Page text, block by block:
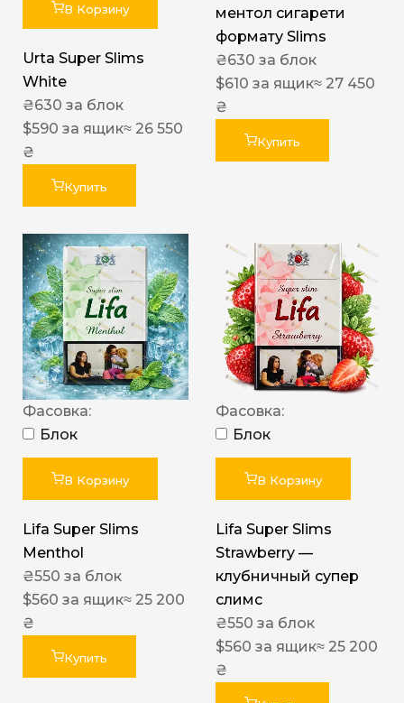
В Корзину
Urta Super Slims
White
₴630 за блок
$590 за ящик≈ 26 550
₴
Купить
ментол сигарети
формату Slims
₴630 за блок
$610 за ящик≈ 27 450
₴
Купить
Фасовка:
Блок
В Корзину
Lifa Super Slims
Menthol
₴550 за блок
$560 за ящик≈ 25 200
₴
Купить
Фасовка:
Блок
В Корзину
Lifa Super Slims
Strawberry —
клубничный супер
слимс
₴550 за блок
$560 за ящик≈ 25 200
₴